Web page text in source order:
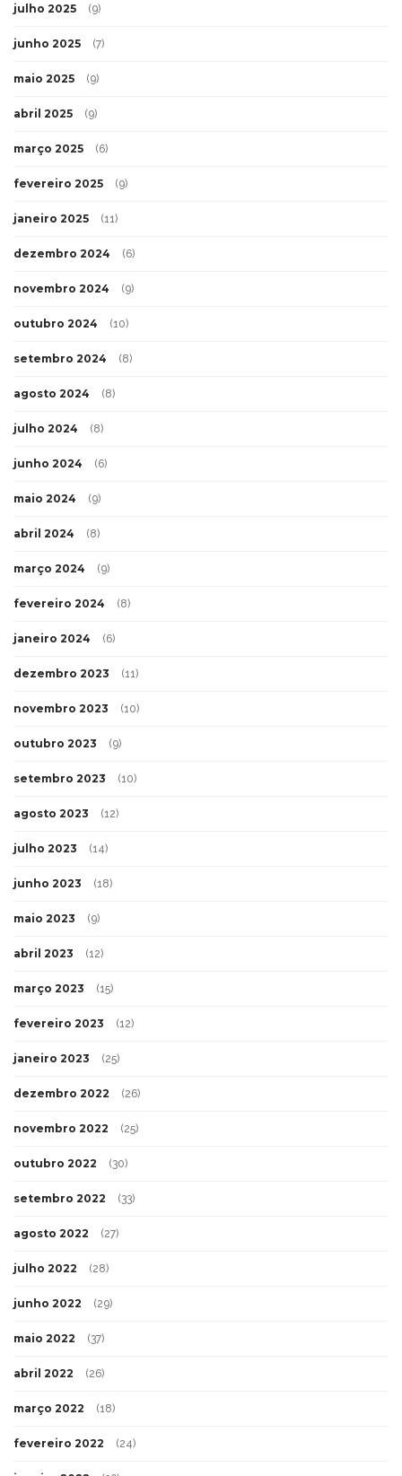
julho 2025 (9)
junho 2025 (7)
maio 2025 (9)
abril 2025 (9)
março 2025 (6)
fevereiro 2025 (9)
janeiro 2025 (11)
dezembro 2024 (6)
novembro 2024 (9)
outubro 2024 (10)
setembro 2024 (8)
agosto 2024 (8)
julho 2024 (8)
junho 2024 (6)
maio 2024 (9)
abril 2024 (8)
março 2024 (9)
fevereiro 2024 (8)
janeiro 2024 (6)
dezembro 2023 (11)
novembro 2023 (10)
outubro 2023 (9)
setembro 2023 (10)
agosto 2023 (12)
julho 2023 (14)
junho 2023 (18)
maio 2023 (9)
abril 2023 (12)
março 2023 (15)
fevereiro 2023 (12)
janeiro 2023 (25)
dezembro 2022 (26)
novembro 2022 (25)
outubro 2022 (30)
setembro 2022 (33)
agosto 2022 (27)
julho 2022 (28)
junho 2022 (29)
maio 2022 (37)
abril 2022 (26)
março 2022 (18)
fevereiro 2022 (24)